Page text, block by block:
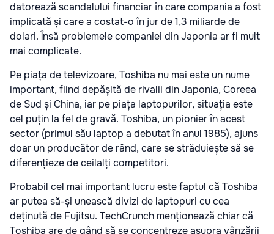
datorează scandalului financiar în care compania a fost
implicată și care a costat-o în jur de 1,3 miliarde de
dolari. Însă problemele companiei din Japonia ar fi mult
mai complicate.
Pe piața de televizoare, Toshiba nu mai este un nume
important, fiind depășită de rivalii din Japonia, Coreea
de Sud și China, iar pe piața laptopurilor, situația este
cel puțin la fel de gravă. Toshiba, un pionier în acest
sector (primul său laptop a debutat în anul 1985), ajuns
doar un producător de rând, care se străduiește să se
diferențieze de ceilalți competitori.
Probabil cel mai important lucru este faptul că Toshiba
ar putea să-și unească divizi de laptopuri cu cea
deținută de Fujitsu. TechCrunch menționează chiar că
Toshiba are de gând să se concentreze asupra vânzării